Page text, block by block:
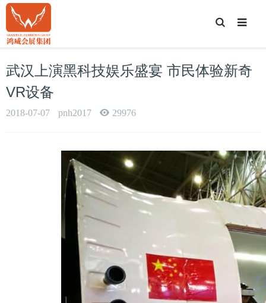
T
o
g
e
S
e
武汉上演黑科技娱乐盛宴 市民体验新奇
VR设备
2018-07-07 pnh2017 29976